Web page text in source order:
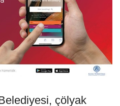
çölyak